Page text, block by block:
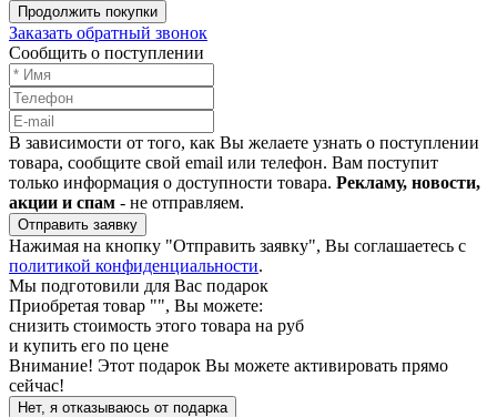
Продолжить покупки
Заказать обратный звонок
Сообщить о поступлении
В зависимости от того, как Вы желаете узнать о поступлении
товара, сообщите свой email или телефон. Вам поступит
только информация о доступности товара. Рекламу, новости,
акции и спам - не отправляем.
Отправить заявку
Нажимая на кнопку "Отправить заявку", Вы соглашаетесь с
политикой конфиденциальности.
Мы подготовили для Вас подарок
Приобретая товар "", Вы можете:
снизить стоимость этого товара на руб
и купить его по цене
Внимание! Этот подарок Вы можете активировать прямо
сейчас!
Нет, я отказываюсь от подарка